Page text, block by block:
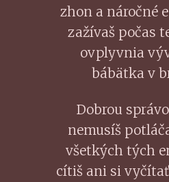
zhon a náročné
zažívaš počas
ovplyvnia
bábätka v
Dobrou
nemusíš
všetkých tých
cítiš ani si